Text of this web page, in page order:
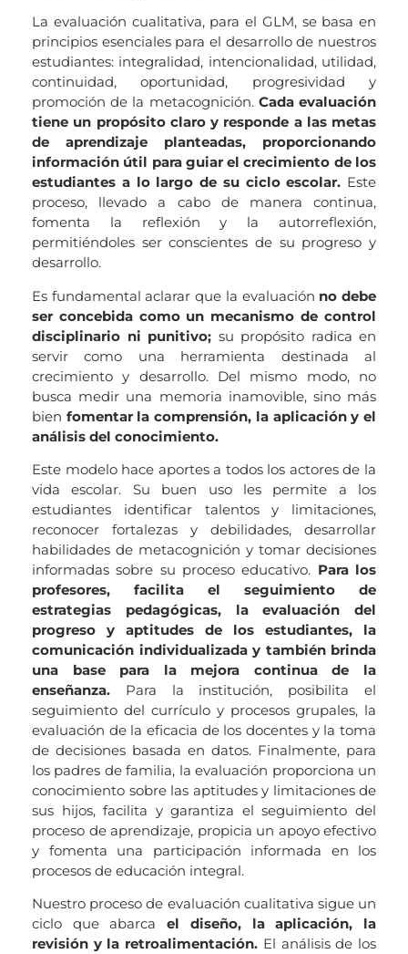
La evaluación cualitativa, para el GLM, se basa en
principios esenciales para el desarrollo de nuestros
estudiantes: integralidad, intencionalidad, utilidad,
continuidad, oportunidad, progresividad y
promoción de la metacognición. Cada evaluación
tiene un propósito claro y responde a las metas
de aprendizaje planteadas, proporcionando
información útil para guiar el crecimiento de los
estudiantes a lo largo de su ciclo escolar. Este
proceso, llevado a cabo de manera continua,
fomenta la reflexión y la autorreflexión,
permitiéndoles ser conscientes de su progreso y
desarrollo.
Es fundamental aclarar que la evaluación no debe
ser concebida como un mecanismo de control
disciplinario ni punitivo; su propósito radica en
servir como una herramienta destinada al
crecimiento y desarrollo. Del mismo modo, no
busca medir una memoria inamovible, sino más
bien fomentar la comprensión, la aplicación y el
análisis del conocimiento.
Este modelo hace aportes a todos los actores de la
vida escolar. Su buen uso les permite a los
estudiantes identificar talentos y limitaciones,
reconocer fortalezas y debilidades, desarrollar
habilidades de metacognición y tomar decisiones
informadas sobre su proceso educativo. Para los
profesores, facilita el seguimiento de
estrategias pedagógicas, la evaluación del
progreso y aptitudes de los estudiantes, la
comunicación individualizada y también brinda
una base para la mejora continua de la
enseñanza. Para la institución, posibilita el
seguimiento del currículo y procesos grupales, la
evaluación de la eficacia de los docentes y la toma
de decisiones basada en datos. Finalmente, para
los padres de familia, la evaluación proporciona un
conocimiento sobre las aptitudes y limitaciones de
sus hijos, facilita y garantiza el seguimiento del
proceso de aprendizaje, propicia un apoyo efectivo
y fomenta una participación informada en los
procesos de educación integral.
Nuestro proceso de evaluación cualitativa sigue un
ciclo que abarcael diseño, la aplicación, la
revisión y la retroalimentación. El análisis de los